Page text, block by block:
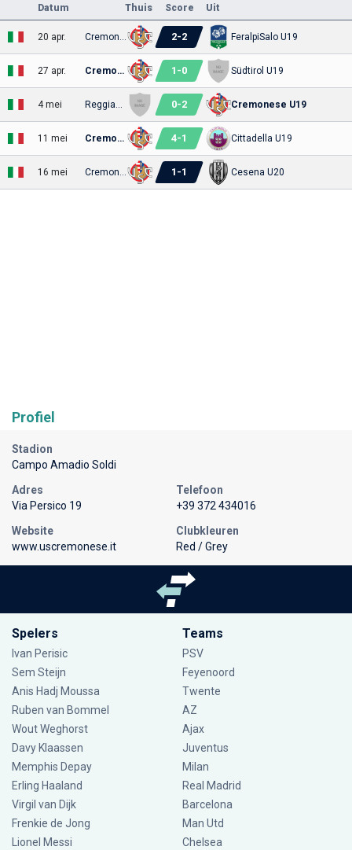
Datum Thuis Score Uit
20 apr. Cremonese U19 2-2 FeralpiSalo U19
27 apr. Cremonese U19 1 -0 Südtirol U19
4 mei Reggiana U19 0-2 Cremonese U19
11 mei Cremonese U19 4-1 Cittadella U19
16 mei Cremonese U19 1 -1 Cesena U20
Profiel
Stadion
Campo Amadio Soldi
Adres
Via Persico 19
Telefoon
+39 372 434016
Website
www.uscremonese.it
Clubkleuren
Red / Grey
Spelers
Ivan Perisic
Sem Steijn
Anis Hadj Moussa
Ruben van Bommel
Wout Weghorst
Davy Klaassen
Memphis Depay
Erling Haaland
Virgil van Dijk
Frenkie de Jong
Lionel Messi
Teams
PSV
Feyenoord
Twente
AZ
Ajax
Juventus
Milan
Real Madrid
Barcelona
Man Utd
Chelsea